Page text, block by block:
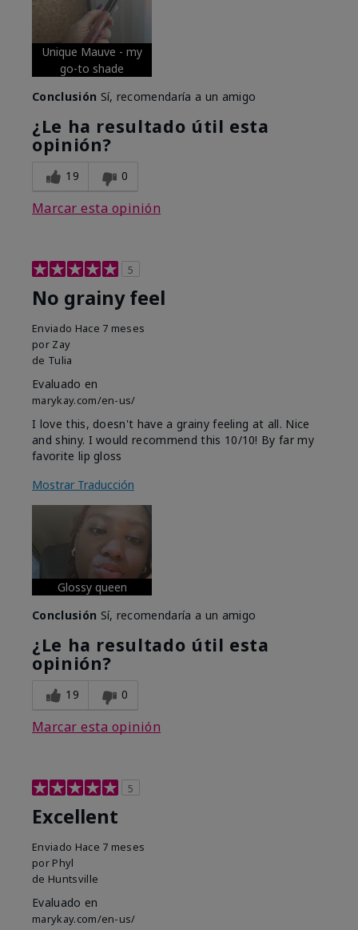
Unique Mauve - my
go-to shade
Conclusión Sí, recomendaría a un amigo
¿Le ha resultado útil esta
opinión?
19 0
Marcar esta opinión
5
No grainy feel
Enviado Hace 7 meses
por Zay
de Tulia
Evaluado en
marykay.com/en-us/
I love this, doesn't have a grainy feeling at all. Nice
and shiny. I would recommend this 10/10! By far my
favorite lip gloss
Mostrar Traducción
Glossy queen
Conclusión Sí, recomendaría a un amigo
¿Le ha resultado útil esta
opinión?
19 0
Marcar esta opinión
5
Excellent
Enviado Hace 7 meses
por Phyl
de Huntsville
Evaluado en
marykay.com/en-us/